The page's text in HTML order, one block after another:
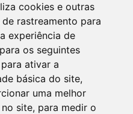
cookies e outras
rastreamento para
experiência de
os seguintes
para ativar a
básica do site,
uma melhor
site, para medir o
PÚBLICA